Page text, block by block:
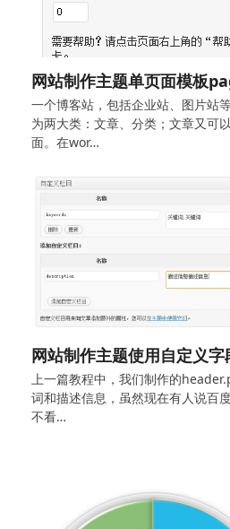
网站制作主题单页面模板
一个博客站，包括企业站、图片站
为两大类：文章、分类；文章又可
面。在wor…
网站制作主题使用自定义
上一篇教程中，我们制作的
词和描述信息，虽然现在有人说百
不看…